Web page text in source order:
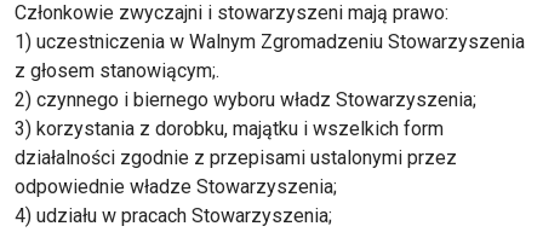
Członkowie zwyczajni i stowarzyszeni mają prawo:
1) uczestniczenia w Walnym Zgromadzeniu Stowarzyszenia
z głosem stanowiącym;.
2) czynnego i biernego wyboru władz Stowarzyszenia;
3) korzystania z dorobku, majątku i wszelkich form
działalności zgodnie z przepisami ustalonymi przez
odpowiednie władze Stowarzyszenia;
4) udziału w pracach Stowarzyszenia;